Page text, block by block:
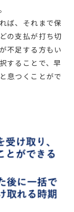
ば、それまで保
の支払が打ち切
不足する方もい
することで、早
息つくことがで